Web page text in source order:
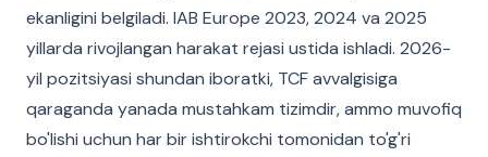
ekanligini belgiladi. IAB Europe 2023, 2024 va 2025
yillarda rivojlangan harakat rejasi ustida ishladi. 2026-
yil pozitsiyasi shundan iboratki, TCF avvalgisiga
qaraganda yanada mustahkam tizimdir, ammo muvofiq
bo'lishi uchun har bir ishtirokchi tomonidan to'g'ri